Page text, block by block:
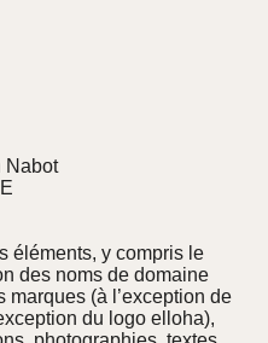
Nabot
éléments, y compris le
des noms de domaine
(à l’exception de
du logo elloha),